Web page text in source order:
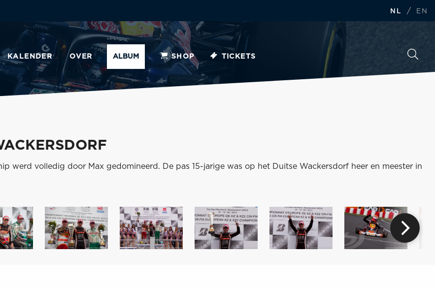
NL / EN
KALENDER OVER ALBUM SHOP TICKETS
werd volledig door Max gedomineerd. De pas 15-jarige was op het Duitse Wackersdorf heer en meester in